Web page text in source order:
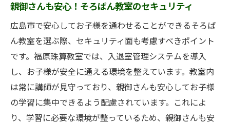
親御さんも安心！そろばん教室のセキュリティ
広島市で安心してお子様を通わせることができるそろば
ん教室を選ぶ際、セキュリティ面も考慮すべきポイント
です。福原珠算教室では、入退室管理システムを導入
し、お子様が安全に通える環境を整えています。教室内
は常に講師が見守っており、親御さんも安心してお子様
の学習に集中できるよう配慮されています。これによ
り、学習に必要な環境が整っているため、親御さんも安